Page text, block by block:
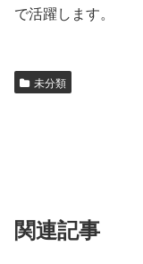
で活躍します。
未分類
関連記事